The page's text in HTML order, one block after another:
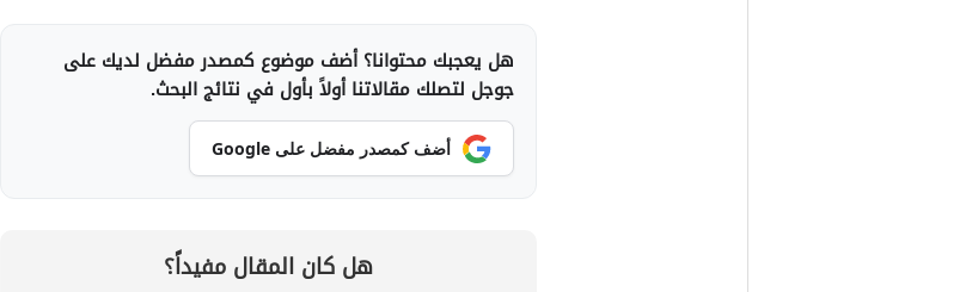
هل يعجبك محتوانا؟ أضف موضوع كمصدر مفضل لديك على
جوجل لتصلك مقالاتنا أولاً بأول في نتائج البحث.
أضف كمصدر مفضل على Google
هل كان المقال مفيداً؟